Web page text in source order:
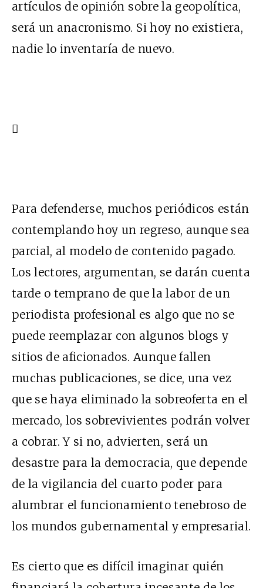
artículos de opinión sobre la geopolítica,
será un anacronismo. Si hoy no existiera,
nadie lo inventaría de nuevo.

Para defenderse, muchos periódicos están
contemplando hoy un regreso, aunque sea
parcial, al modelo de contenido pagado.
Los lectores, argumentan, se darán cuenta
tarde o temprano de que la labor de un
periodista profesional es algo que no se
puede reemplazar con algunos blogs y
sitios de aficionados. Aunque fallen
muchas publicaciones, se dice, una vez
que se haya eliminado la sobreoferta en el
mercado, los sobrevivientes podrán volver
a cobrar. Y si no, advierten, será un
desastre para la democracia, que depende
de la vigilancia del cuarto poder para
alumbrar el funcionamiento tenebroso de
los mundos gubernamental y empresarial.
Es cierto que es difícil imaginar quién